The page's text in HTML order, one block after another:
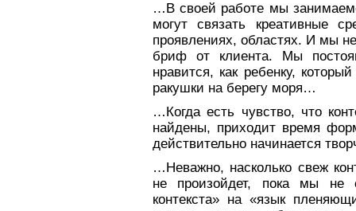
…В своей работе мы
могут связать креативные
проявлениях, областях. И мы
бриф от клиента. Мы
нравится, как ребенку,
ракушки на берегу моря…
…Когда есть чувство, что
найдены, приходит время
действительно начинается
…Неважно, насколько свеж
не произойдет, пока мы не
контекста» на «язык